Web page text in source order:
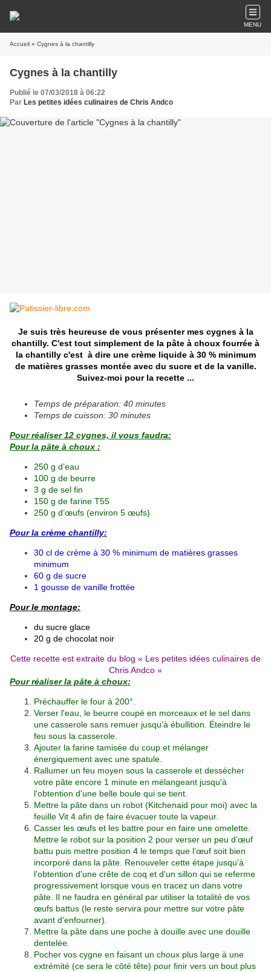
MENU
Accueil » Cygnes à la chantilly
Cygnes à la chantilly
Publié le 07/03/2018 à 06:22
Par Les petites idées culinaires de Chris Andco
Je suis très heureuse de vous présenter mes cygnes à la
chantilly. C'est tout simplement de la pâte à choux fourrée à
la chantilly c'est à dire une crème liquide à 30 % minimum
de matières grasses montée avec du sucre et de la vanille.
Suivez-moi pour la recette ...
Temps de préparation: 40 minutes
Temps de cuisson: 30 minutes
Pour réaliser 12 cygnes, il vous faudra:
Pour la pâte à choux :
250 g d’eau
100 g de beurre
3 g de sel fin
150 g de farine T55
250 g d’œufs (environ 5 œufs)
Pour la crème chantilly:
30 cl de crème à 30 % minimum de matières grasses
minimum
60 g de sucre
1 gousse de vanille frottée
Pour le montage:
du sucre glace
20 g de chocolat noir
Cette recette est extraite du blog « Les petites idées culinaires de
Chris Andco »
Pour réaliser la pâte à choux:
Préchauffer le four à 200°.
Verser l'eau, le beurre coupé en morceaux et le sel dans
une casserole sans remuer jusqu’à ébullition. Éteindre le
feu sous la casserole.
Ajouter la farine tamisée du coup et mélanger
énergiquement avec une spatule.
Rallumer un feu moyen sous la casserole et dessécher
votre pâte encore 1 minute en mélangeant jusqu'à
l'obtention d'une belle boule qui se tient.
Mettre la pâte dans un robot (Kitchenaid pour moi) avec la
feuille Vit 4 afin de faire évacuer toute la vapeur.
Casser les œufs et les battre pour en faire une omelette.
Mettre le robot sur la position 2 pour verser un peu d’œuf
battu puis mettre position 4 le temps que l’œuf soit bien
incorporé dans la pâte. Renouveler cette étape jusqu'à
l'obtention d'une crête de coq et d'un sillon qui se referme
progressivement lorsque vous en tracez un dans votre
pâte. Il ne faudra en général par utiliser la totalité de vos
œufs battus (le reste servira pour mettre sur votre pâte
avant d'enfourner).
Mettre la pâte dans une poche à douille avec une douille
dentelée.
Pocher vos cygne en faisant un choux plus large à une
extrémité (ce sera le côté tête) pour finir vers un bout plus